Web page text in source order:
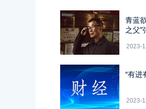
青蓝
之父”
2023-
“有进
2023-